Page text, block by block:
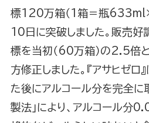
標120万箱（1箱＝瓶
10日に突破しました。販売好
標を当初（60万箱）の2.5倍
方修正しました。『アサヒゼロ
た後にアルコール分を完全に
製法」により、アルコール分